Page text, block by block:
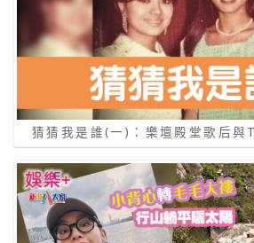
猜猜我是誰(一)：樂壇殿堂歌后與